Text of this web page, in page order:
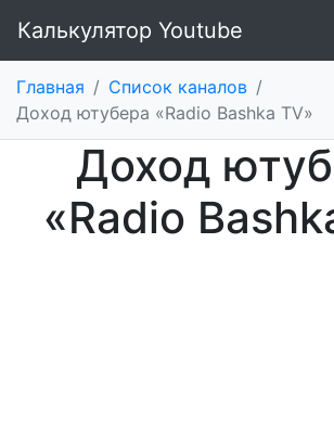
Калькулятор Youtube
Главная / Список каналов /
Доход ютубера «Radio Bashka TV»
Доход
«Radio